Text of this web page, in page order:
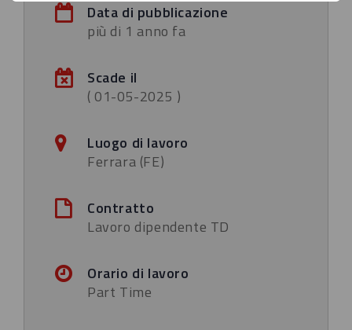
Data di pubblicazione
più di 1 anno fa
Scade il
( 01-05-2025 )
Luogo di lavoro
Ferrara (FE)
Contratto
Lavoro dipendente TD
Orario di lavoro
Part Time